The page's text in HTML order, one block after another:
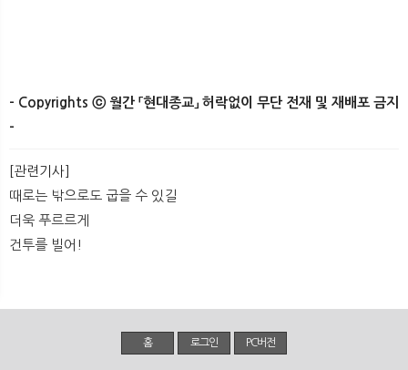
- Copyrights ⓒ 월간 「현대종교」 허락없이 무단 전재 및 재배포 금지
-
[관련기사]
때로는 밖으로도 굽을 수 있길
더욱 푸르르게
건투를 빌어!
홈 로그인 PC버전